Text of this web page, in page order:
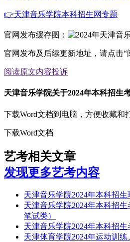
👉天津音乐学院本科招生网专题
官网发布缓存图：
官网发布及后续更新地址，请点击“
阅读原文内容投诉
天津音乐学院关于2024年本科招生
下载Word文档到电脑，方便收藏和
下载Word文档
艺考相关文章
发现更多艺考内容
天津音乐学院2024年本科招
天津音乐学院2024年本科招
笔试类）
天津音乐学院2024年本科招
天津体育学院2024年运动训